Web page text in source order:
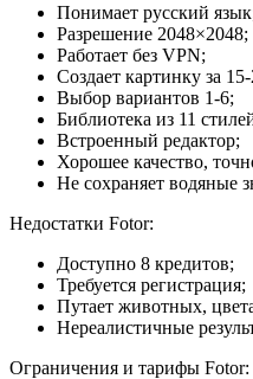
Понимает русский
Разрешение 2048×2048;
Работает без VPN;
Создает картинку за
Выбор вариантов 1-6;
Библиотека из 11
Встроенный редактор;
Хорошее качество,
Не сохраняет водяные
Недостатки Fotor:
Доступно 8 кредитов;
Требуется регистрация;
Путает животных,
Нереалистичные
Ограничения и тарифы Fotor: